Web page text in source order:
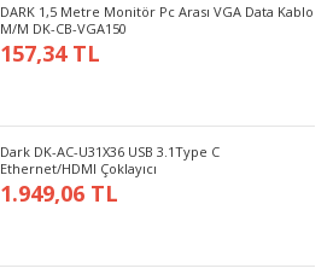
DARK 1,5 Metre Monitör Pc Arası VGA Data Kablo
M/M DK-CB-VGA150
157,34 TL
Dark DK-AC-U31X36 USB 3.1Type C
Ethernet/HDMI Çoklayıcı
1.949,06 TL